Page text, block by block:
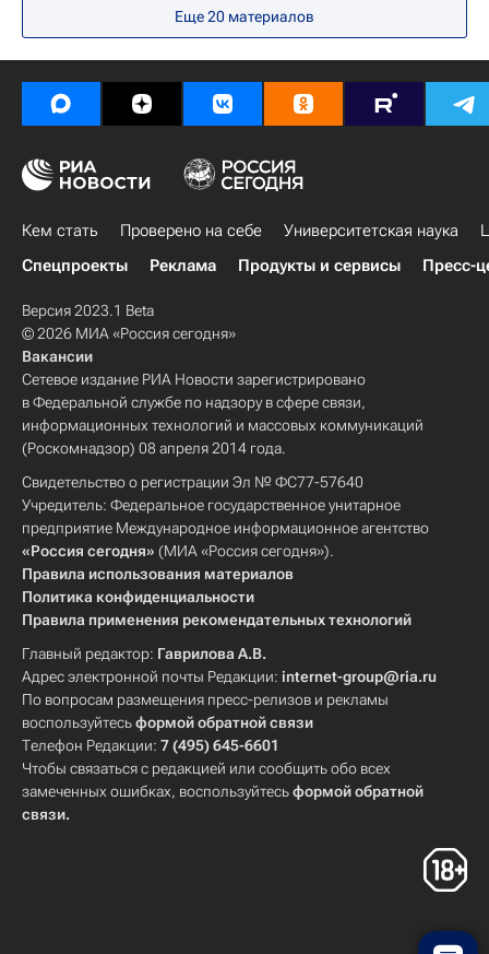
Навигатор абитуриента
Еще 20 материалов
Кем стать Проверено на себе Университетская наука
Спецпроекты
Реклама Продукты и сервисы Пресс-
Версия 2023.1 Beta
© 2026 МИА «Россия сегодня»
Вакансии
Сетевое издание РИА Новости зарегистрировано
в Федеральной службе по надзору в сфере связи,
информационных технологий и массовых коммуникаций
(Роскомнадзор) 08 апреля 2014 года.
Свидетельство о регистрации Эл № ФС77-57640
Учредитель: Федеральное государственное унитарное
предприятие Международное информационное агентство
«Россия сегодня» (МИА «Россия сегодня»).
Правила использования материалов
Политика конфиденциальности
Правила применения рекомендательных технологий
Главный редактор: Гаврилова А.В.
Адрес электронной почты Редакции: internet-group@ria.ru
По вопросам размещения пресс-релизов и рекламы
воспользуйтесьформой обратной связи
Телефон Редакции: 7 (495) 645-6601
Чтобы связаться с редакцией или сообщить обо всех
замеченных ошибках, воспользуйтесьформой обратной
связи.